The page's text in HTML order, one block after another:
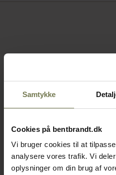
Samtykke
Cookies på bentbrandt.dk
Vi bruger cookies til at
analysere vores trafik. Vi
oplysninger om din brug af